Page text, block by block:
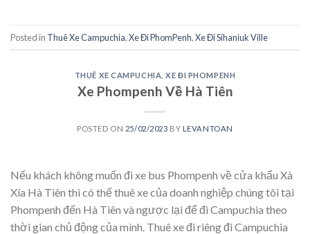
Posted in Thuê Xe Campuchia,Xe Đi PhomPenh,Xe Đi Sihaniuk Ville
THUÊ XE CAMPUCHIA ,XE ĐI PHOMPENH
Xe Phompenh Về Hà Tiên
POSTED ON 25/02/2023 BY LEVANTOAN
Nếu khách không muốn đi xe bus Phompenh về cửa khẩu Xà
Xía Hà Tiên thì có thể thuê xe của doanh nghiệp chúng tôi tại
Phompenh đến Hà Tiên và ngược lại để đi Campuchia theo
thời gian chủ động của mình. Thuê xe đi riêng đi Campuchia